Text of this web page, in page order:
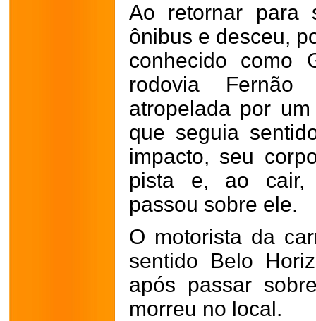
Ao retornar para
ônibus e desceu,
conhecido como
rodovia
atropelada por
que seguia
impacto, seu
pista e, ao cair,
passou sobre ele.
O motorista da
sentido Belo
após passar
morreu no local.